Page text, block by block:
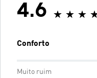
4.6
Conforto
Muito ruim